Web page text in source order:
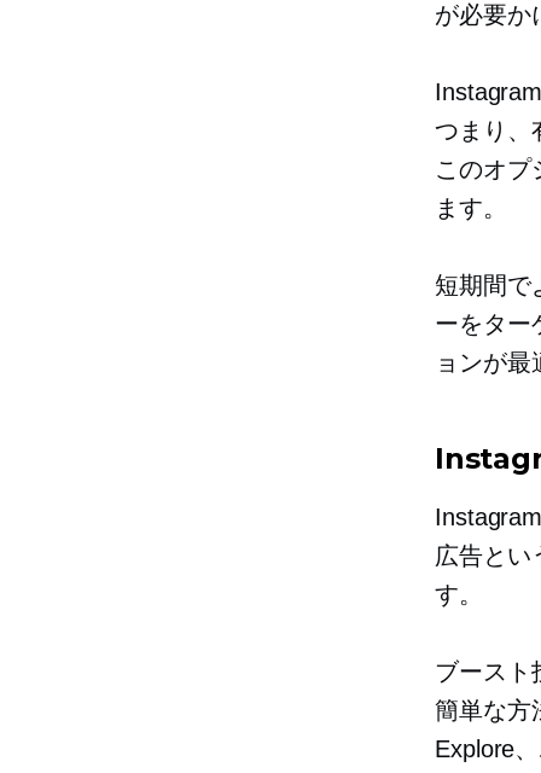
が必要か
つまり、
このオプ
ます。
短期間で
ーをター
ョンが
広告とい
す。
ブースト
簡単な方
Explore